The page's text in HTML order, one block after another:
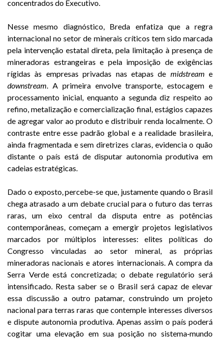
concentrados do Executivo.
Nesse mesmo diagnóstico, Breda enfatiza que a regra
internacional no setor de minerais críticos tem sido marcada
pela intervenção estatal direta, pela limitação à presença de
mineradoras estrangeiras e pela imposição de exigências
rígidas às empresas privadas nas etapas de midstream e
downstream. A primeira envolve transporte, estocagem e
processamento inicial, enquanto a segunda diz respeito ao
refino, metalização e comercialização final, estágios capazes
de agregar valor ao produto e distribuir renda localmente. O
contraste entre esse padrão global e a realidade brasileira,
ainda fragmentada e sem diretrizes claras, evidencia o quão
distante o país está de disputar autonomia produtiva em
cadeias estratégicas.
Dado o exposto, percebe-se que, justamente quando o Brasil
chega atrasado a um debate crucial para o futuro das terras
raras, um eixo central da disputa entre as potências
contemporâneas, começam a emergir projetos legislativos
marcados por múltiplos interesses: elites políticas do
Congresso vinculadas ao setor mineral, as próprias
mineradoras nacionais e atores internacionais. A compra da
Serra Verde está concretizada; o debate regulatório será
intensificado. Resta saber se o Brasil será capaz de elevar
essa discussão a outro patamar, construindo um projeto
nacional para terras raras que contemple interesses diversos
e dispute autonomia produtiva. Apenas assim o país poderá
cogitar uma elevação em sua posição no sistema‑mundo